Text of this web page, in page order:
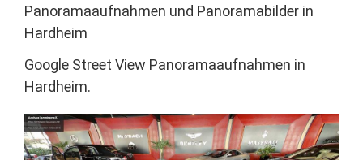
Panoramaaufnahmen und Panoramabilder in
Hardheim
Google Street View Panoramaaufnahmen in
Hardheim.